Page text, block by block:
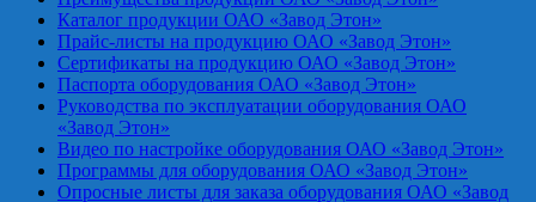
Каталог продукции ОАО «Завод Этон»
Прайс-листы на продукцию ОАО «Завод Этон»
Сертификаты на продукцию ОАО «Завод Этон»
Паспорта оборудования ОАО «Завод Этон»
Руководства по эксплуатации оборудования ОАО
«Завод Этон»
Видео по настройке оборудования ОАО «Завод Этон»
Программы для оборудования ОАО «Завод Этон»
Опросные листы для заказа оборудования ОАО «Завод